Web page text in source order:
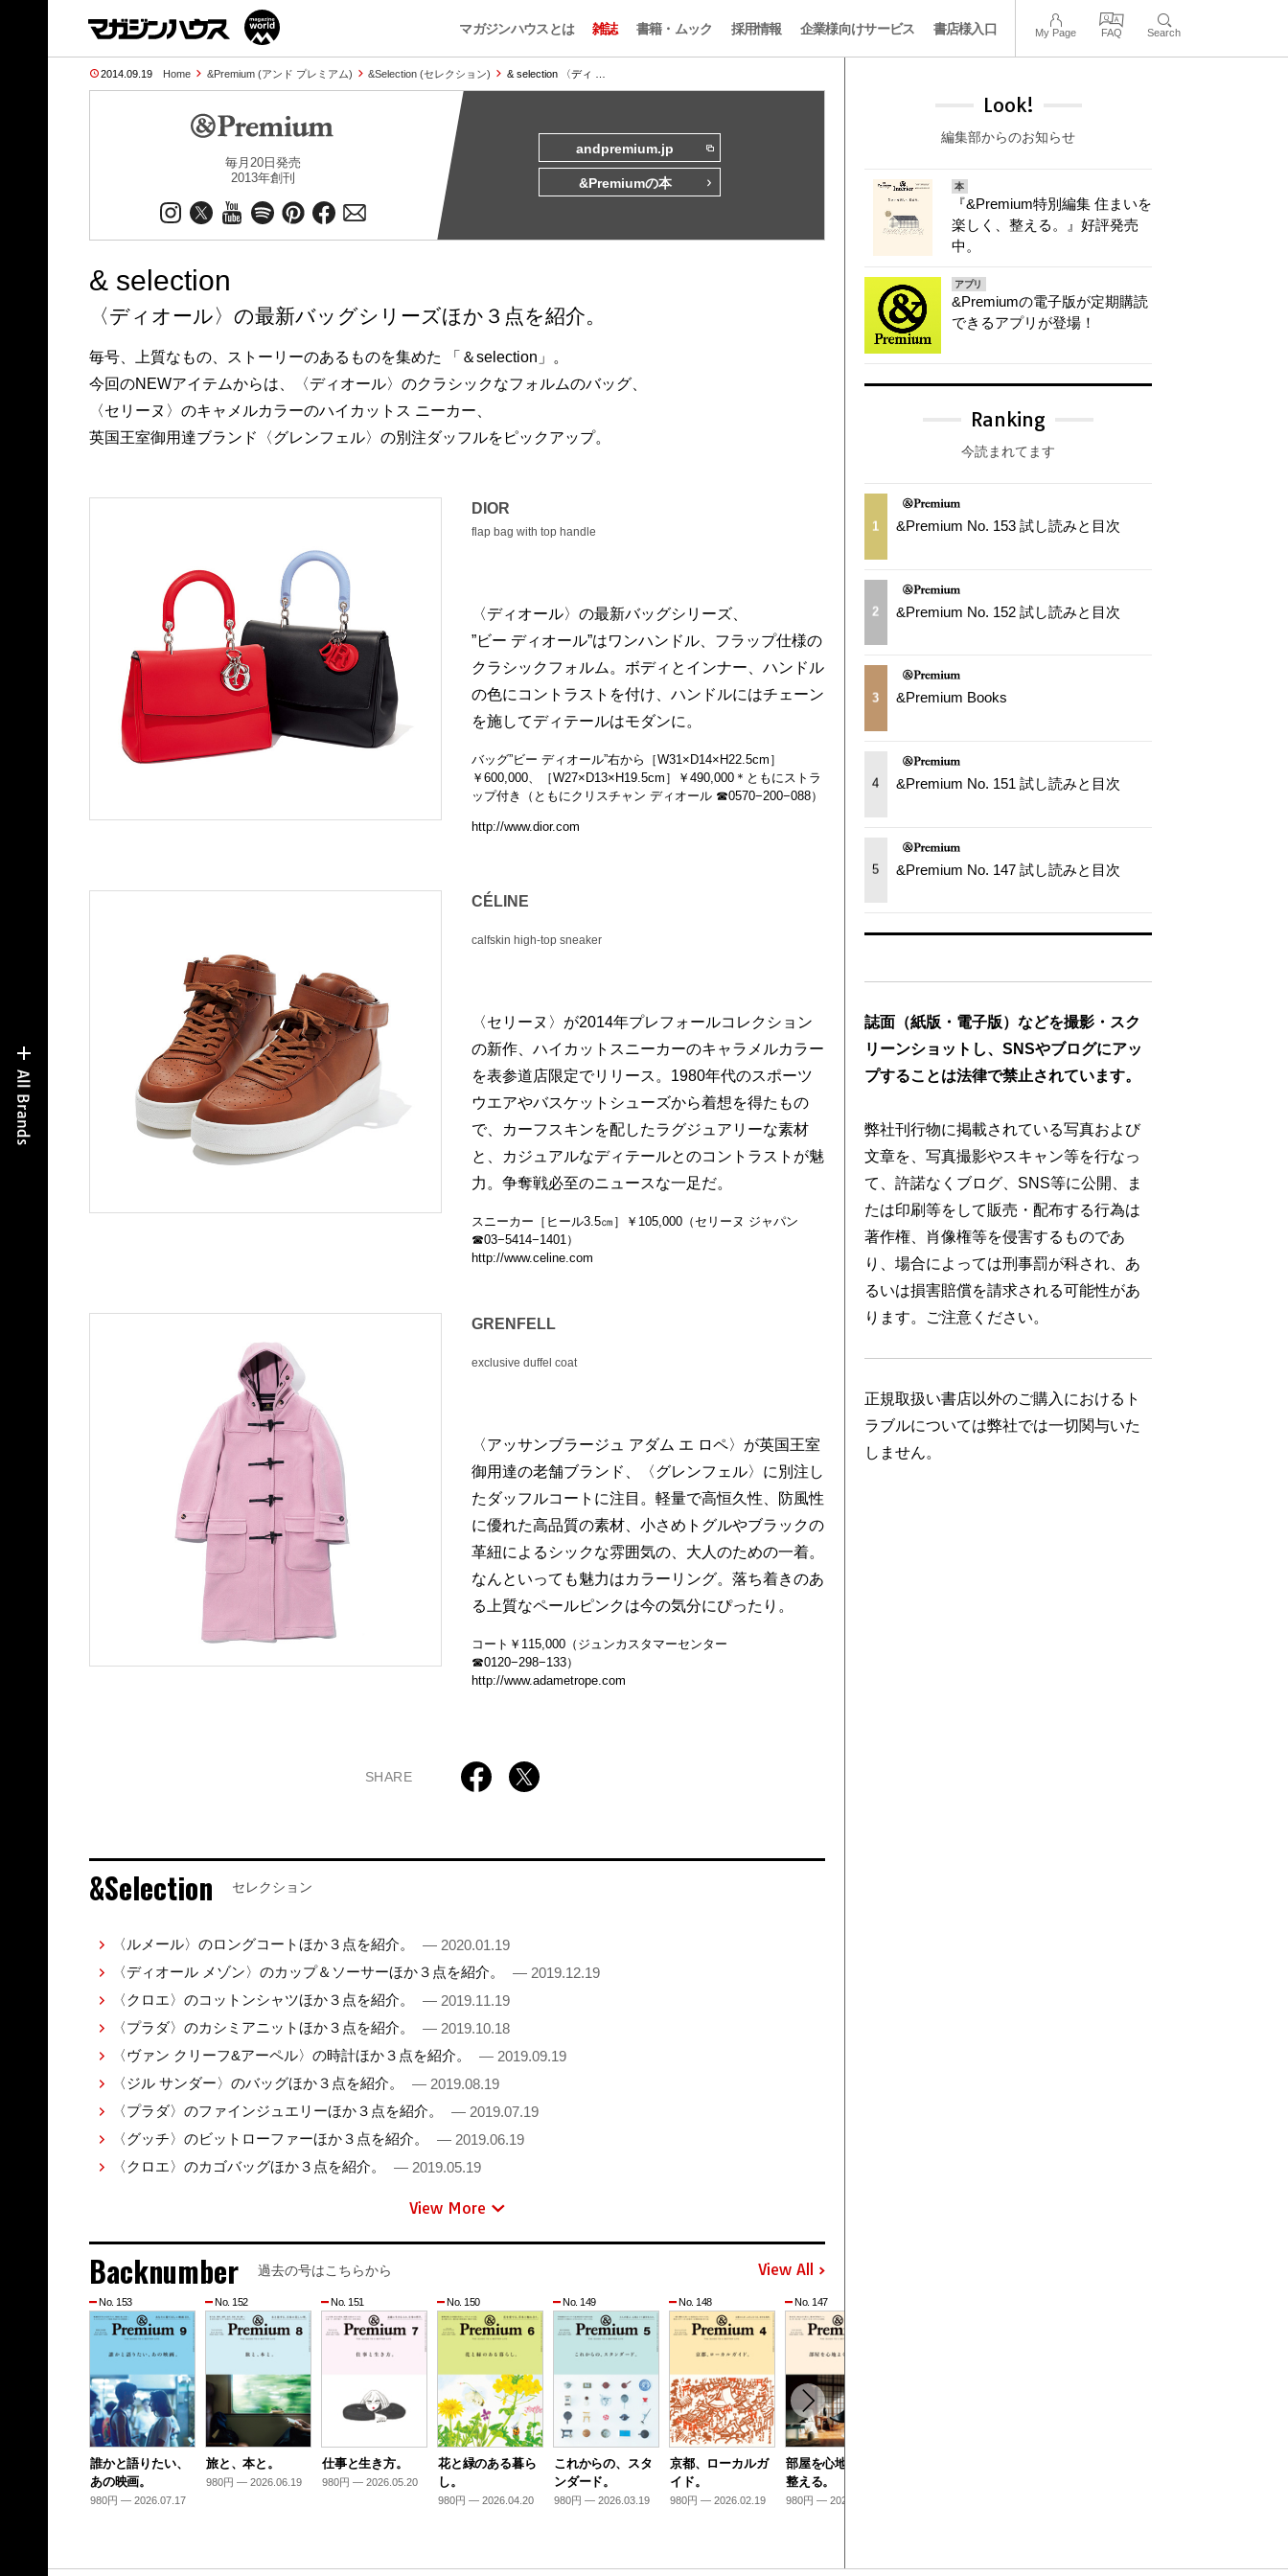
マガジンハウスとは 雑誌 書籍・ムック 採用情報 企業様向けサービス 書店様入口 My Page FAQ Search
2014.09.19 Home &Premium (アンド プレミアム) &Selection (セレクション) & selection 〈ディ …
毎月20日発売
2013年創刊
andpremium.jp
&Premiumの本
& selection
〈ディオール〉の最新バッグシリーズほか３点を紹介。
毎号、上質なもの、ストーリーのあるものを集めた 「＆selection」。
今回のNEWアイテムからは、〈ディオール〉のクラシックなフォルムのバッグ、
〈セリーヌ〉のキャメルカラーのハイカットス ニーカー、
英国王室御用達ブランド〈グレンフェル〉の別注ダッフルをピックアップ。
DIOR
flap bag with top handle
〈ディオール〉の最新バッグシリーズ、
”ビー ディオール”はワンハンドル、フラップ仕様の
クラシックフォルム。ボディとインナー、ハンドル
の色にコントラストを付け、ハンドルにはチェーン
を施してディテールはモダンに。
バッグ”ビー ディオール”右から［W31×D14×H22.5cm］
￥600,000、［W27×D13×H19.5cm］￥490,000＊ともにストラ
ップ付き（ともにクリスチャン ディオール ☎0570−200−088）
http://www.dior.com
CÉLINE
calfskin high-top sneaker
〈セリーヌ〉が2014年プレフォールコレクション
の新作、ハイカットスニーカーのキャラメルカラー
を表参道店限定でリリース。1980年代のスポーツ
ウエアやバスケットシューズから着想を得たもの
で、カーフスキンを配したラグジュアリーな素材
と、カジュアルなディテールとのコントラストが魅
力。争奪戦必至のニュースな一足だ。
スニーカー［ヒール3.5㎝］￥105,000（セリーヌ ジャパン
☎03−5414−1401）
http://www.celine.com
GRENFELL
exclusive duffel coat
〈アッサンブラージュ アダム エ ロペ〉が英国王室
御用達の老舗ブランド、〈グレンフェル〉に別注し
たダッフルコートに注目。軽量で高恒久性、防風性
に優れた高品質の素材、小さめトグルやブラックの
革紐によるシックな雰囲気の、大人のための一着。
なんといっても魅力はカラーリング。落ち着きのあ
る上質なペールピンクは今の気分にぴったり。
コート￥115,000（ジュンカスタマーセンター
☎0120−298−133）
http://www.adametrope.com
SHARE
&Selection セレクション
〈ルメール〉のロングコートほか３点を紹介。
— 2020.01.19
〈ディオール メゾン〉のカップ＆ソーサーほか３点を紹介。
— 2019.12.19
〈クロエ〉のコットンシャツほか３点を紹介。
— 2019.11.19
〈プラダ〉のカシミアニットほか３点を紹介。
— 2019.10.18
〈ヴァン クリーフ&アーペル〉の時計ほか３点を紹介。
— 2019.09.19
〈ジル サンダー〉のバッグほか３点を紹介。
— 2019.08.19
〈プラダ〉のファインジュエリーほか３点を紹介。
— 2019.07.19
〈グッチ〉のビットローファーほか３点を紹介。
— 2019.06.19
〈クロエ〉のカゴバッグほか３点を紹介。
— 2019.05.19
View More
Backnumber 過去の号はこちらから View All
No. 153
誰かと語りたい、
あの映画。
980円 — 2026.07.17
No. 152
旅と、本と。
980円 — 2026.06.19
No. 151
仕事と生き方。
980円 — 2026.05.20
No. 150
花と緑のある暮ら
し。
980円 — 2026.04.20
No. 149
これからの、スタ
ンダード。
980円 — 2026.03.19
No. 148
京都、ローカルガ
イド。
980円 — 2026.02.19
No. 147
部屋を心地よく、
整える。
980円 — 2026.01.20
Look!
編集部からのお知らせ
本
『&Premium特別編集 住まいを
楽しく、整える。』好評発売
中。
アプリ
&Premiumの電子版が定期購読
できるアプリが登場！
Ranking
今読まれてます
1 &Premium No. 153 試し読みと目次
2 &Premium No. 152 試し読みと目次
3 &Premium Books
4 &Premium No. 151 試し読みと目次
5 &Premium No. 147 試し読みと目次
誌面（紙版・電子版）などを撮影・スク
リーンショットし、SNSやブログにアッ
プすることは法律で禁止されています。
弊社刊行物に掲載されている写真および
文章を、写真撮影やスキャン等を行なっ
て、許諾なくブログ、SNS等に公開、ま
たは印刷等をして販売・配布する行為は
著作権、肖像権等を侵害するものであ
り、場合によっては刑事罰が科され、あ
るいは損害賠償を請求される可能性があ
ります。ご注意ください。
正規取扱い書店以外のご購入におけるト
ラブルについては弊社では一切関与いた
しません。